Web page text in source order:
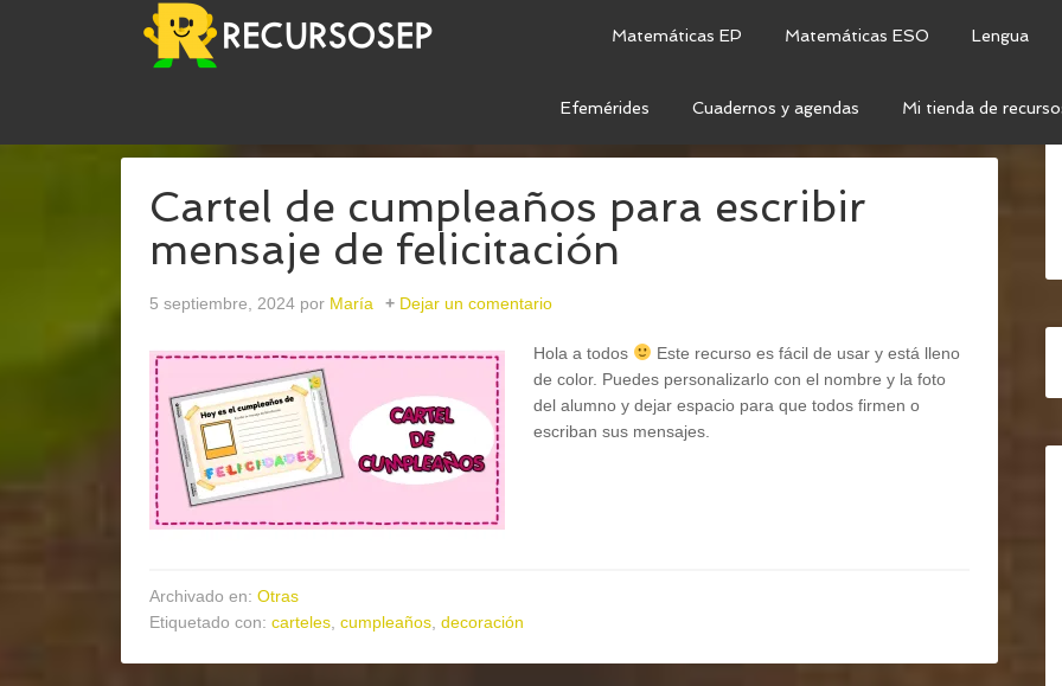
Matemáticas EP Matemáticas ESO Lengua
Efemérides Cuadernos y agendas Mi tienda de
Cartel de cumpleaños para escribir
mensaje de felicitación
5 septiembre, 2024 por María Dejar un comentario
Hola a todos
Este recurso es fácil de usar y está lleno
de color. Puedes personalizarlo con el nombre y la foto
del alumno y dejar espacio para que todos firmen o
escriban sus mensajes.
Archivado en: Otras
Etiquetado con: carteles cumpleaños decoración